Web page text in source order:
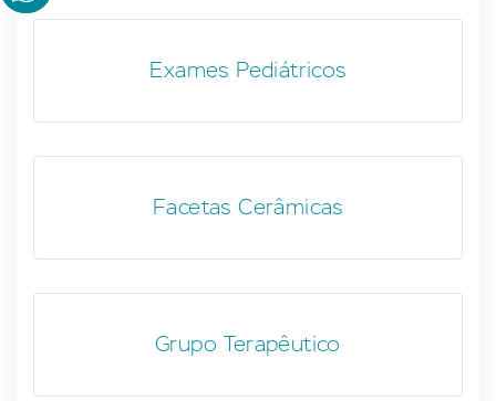
Exames Pediátricos
Facetas Cerâmicas
Grupo Terapêutico